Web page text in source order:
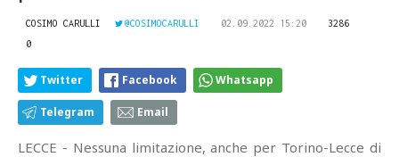
COSIMO CARULLI @COSIMOCARULLI 02.09.2022 15:20
3286
0
Twitter Facebook Whatsapp
Telegram Email
LECCE - Nessuna limitazione, anche per Torino-Lecce di